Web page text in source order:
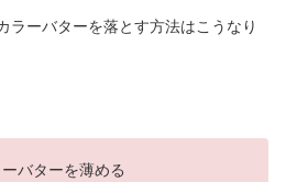
ラーバターを落とす方法はこうなり
バターを薄める